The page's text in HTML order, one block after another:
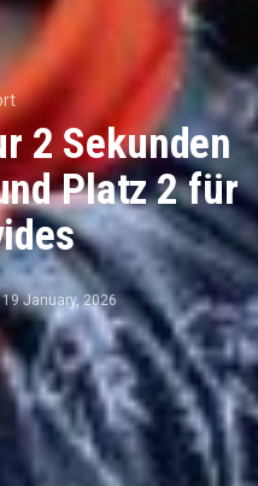
2 Sekunden
Platz 2 für
19 January, 2026